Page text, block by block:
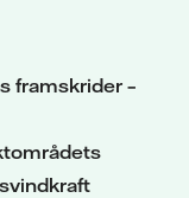
framskrider –